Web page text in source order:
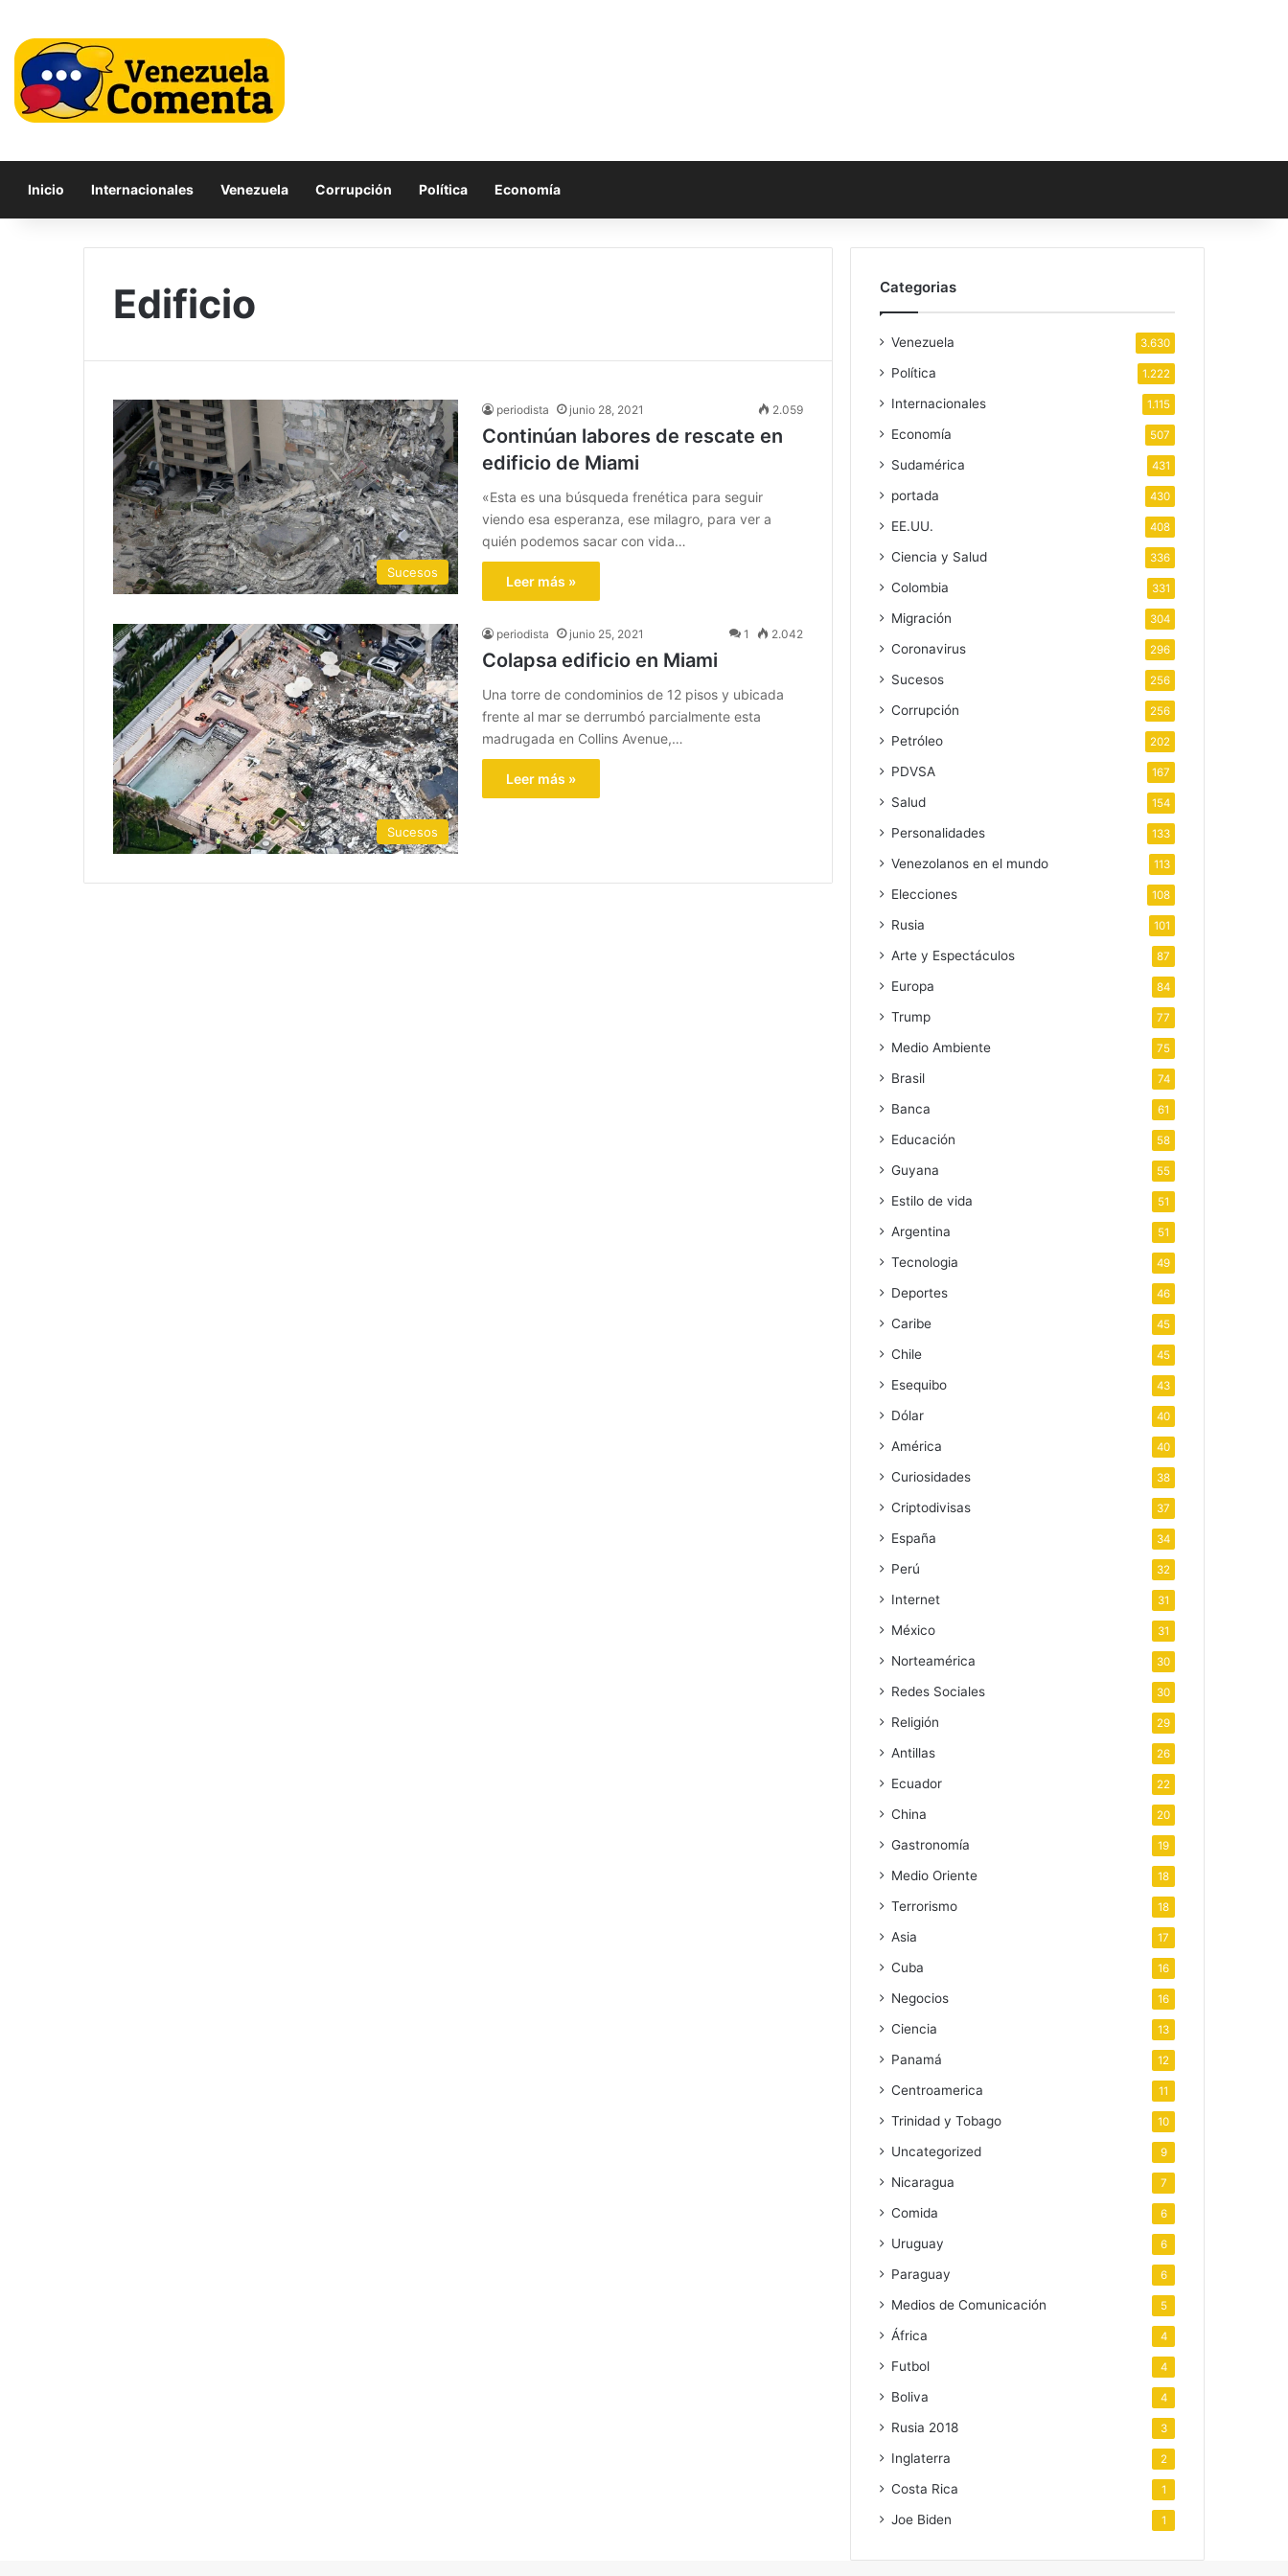
Inicio Internacionales Venezuela Corrupción Política Economía
Edificio
Sucesos
periodista junio 28, 2021 2.059
Continúan labores de rescate en
edificio de Miami
«Esta es una búsqueda frenética para seguir
viendo esa esperanza, ese milagro, para ver a
quién podemos sacar con vida…
Leer más »
Sucesos
periodista junio 25, 2021 1 2.042
Colapsa edificio en Miami
Una torre de condominios de 12 pisos y ubicada
frente al mar se derrumbó parcialmente esta
madrugada en Collins Avenue,…
Leer más »
Categorias
Venezuela 3.630
Política 1.222
Internacionales 1.115
Economía 507
Sudamérica 431
portada 430
EE.UU. 408
Ciencia y Salud 336
Colombia 331
Migración 304
Coronavirus 296
Sucesos 256
Corrupción 256
Petróleo 202
PDVSA 167
Salud 154
Personalidades 133
Venezolanos en el mundo 113
Elecciones 108
Rusia 101
Arte y Espectáculos 87
Europa 84
Trump 77
Medio Ambiente 75
Brasil 74
Banca 61
Educación 58
Guyana 55
Estilo de vida 51
Argentina 51
Tecnologia 49
Deportes 46
Caribe 45
Chile 45
Esequibo 43
Dólar 40
América 40
Curiosidades 38
Criptodivisas 37
España 34
Perú 32
Internet 31
México 31
Norteamérica 30
Redes Sociales 30
Religión 29
Antillas 26
Ecuador 22
China 20
Gastronomía 19
Medio Oriente 18
Terrorismo 18
Asia 17
Cuba 16
Negocios 16
Ciencia 13
Panamá 12
Centroamerica 11
Trinidad y Tobago 10
Uncategorized 9
Nicaragua 7
Comida 6
Uruguay 6
Paraguay 6
Medios de Comunicación 5
África 4
Futbol 4
Boliva 4
Rusia 2018 3
Inglaterra 2
Costa Rica 1
Joe Biden 1